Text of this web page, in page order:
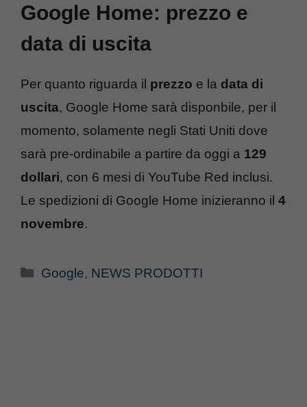
Google Home: prezzo e
data di uscita
Per quanto riguarda il prezzo e la data di
uscita, Google Home sarà disponbile, per il
momento, solamente negli Stati Uniti dove
sarà pre-ordinabile a partire da oggi a 129
dollari, con 6 mesi di YouTube Red inclusi.
Le spedizioni di Google Home inizieranno il 4
novembre.
Categorie
Google, NEWS PRODOTTI